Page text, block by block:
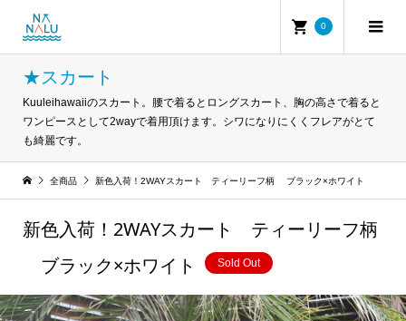
0
★スカート
Kuuleihawaiiのスカート。腰で着るとロングスカート、胸の高さで着ると
ワンピースとして2wayで着用頂けます。シワになりにくくフレアがとて
も綺麗です。
全商品 新色入荷！2WAYスカート ティーリーフ柄 ブラック×ホワイト
新色入荷！2WAYスカート ティーリーフ柄
ブラック×ホワイト
Sold Out